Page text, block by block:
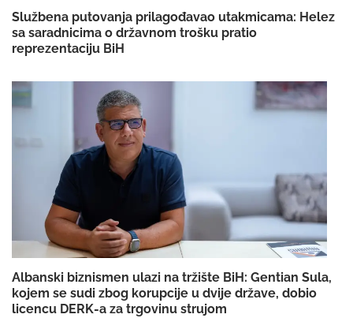
Službena putovanja prilagođavao utakmicama: Helez
sa saradnicima o državnom trošku pratio
reprezentaciju BiH
Albanski biznismen ulazi na tržište BiH: Gentian Sula,
kojem se sudi zbog korupcije u dvije države, dobio
licencu DERK-a za trgovinu strujom